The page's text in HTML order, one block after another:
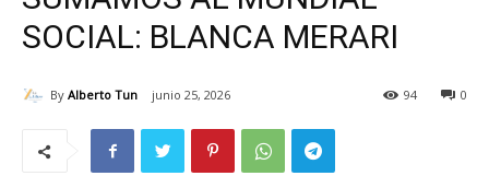
SOCIAL: BLANCA MERARI
By Alberto Tun junio 25, 2026 0
94